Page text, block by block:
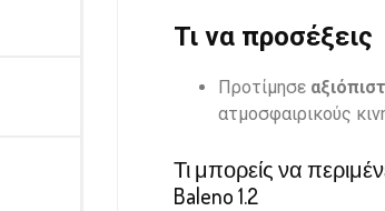
Τι να προσέξεις
Προτίμησε
ατμοσφαιρικούς
Τι μπορείς να
Baleno 1.2